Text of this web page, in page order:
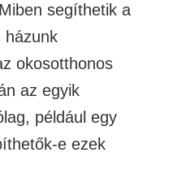
segíthetik a
házunk
okosotthonos
az egyik
például egy
e ezek